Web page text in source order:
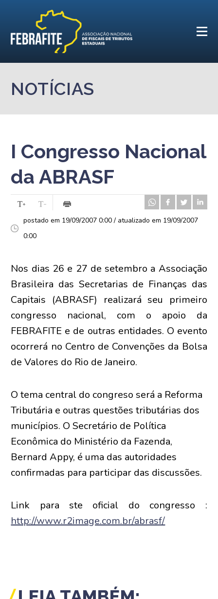
NOTÍCIAS
I Congresso Nacional
da ABRASF
postado em 19/09/2007 0:00 / atualizado em 19/09/2007
0:00
Nos dias 26 e 27 de setembro a Associação
Brasileira das Secretarias de Finanças das
Capitais (ABRASF) realizará seu primeiro
congresso nacional, com o apoio da
FEBRAFITE e de outras entidades. O evento
ocorrerá no Centro de Convenções da Bolsa
de Valores do Rio de Janeiro.
O tema central do congreso será a Reforma
Tributária e outras questões tributárias dos
municípios. O Secretário de Política
Econômica do Ministério da Fazenda,
Bernard Appy, é uma das autoridades
confirmadas para participar das discussões.
Link para ste oficial do congresso :
http://www.r2image.com.br/abrasf/